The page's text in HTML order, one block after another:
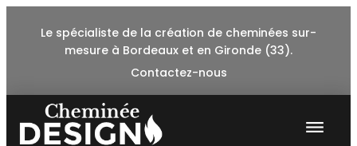
Le spécialiste de la création de cheminées sur-
mesure à Bordeaux et en Gironde (33).
Contactez-nous